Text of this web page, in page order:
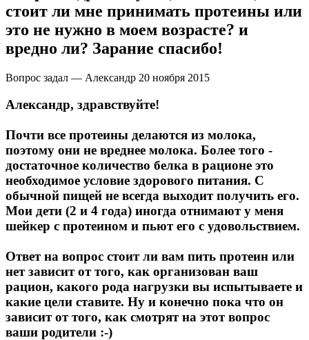
Протеиновые печенья
BCAA
НАЗАД
Порошковые BCAA
BCAA в таблетках и капсулах
Креатин
Предтренировочные комплексы
Изотоники
стоит ли мне принимать протеины или
это не нужно в моем возрасте? и
вредно ли? Зарание спасибо!
Вопрос задал — Александр 20 ноября 2015
Александр, здравствуйте!
Почти все протеины делаются из молока,
поэтому они не вреднее молока. Более того -
достаточное количество белка в рационе это
необходимое условие здорового питания. С
обычной пищей не всегда выходит получить его.
Мои дети (2 и 4 года) иногда отнимают у меня
шейкер с протеином и пьют его с удовольствием.
Ответ на вопрос стоит ли вам пить протеин или
нет зависит от того, как организован ваш
рацион, какого рода нагрузки вы испытываете и
какие цели ставите. Ну и конечно пока что он
зависит от того, как смотрят на этот вопрос
ваши родители :-)